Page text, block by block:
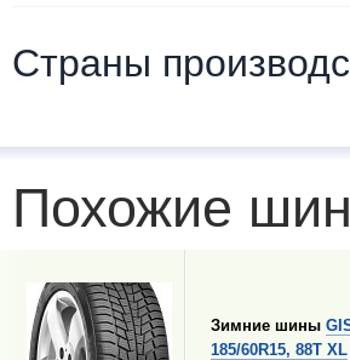
Страны
Похожие
Зимние шины
185/60R15, 88T XL